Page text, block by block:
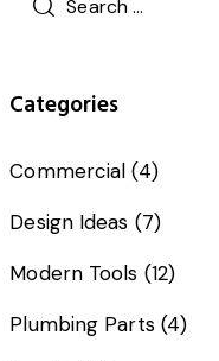
Categories
Commercial (4)
Design Ideas (7)
Modern Tools (12)
Plumbing Parts(4)